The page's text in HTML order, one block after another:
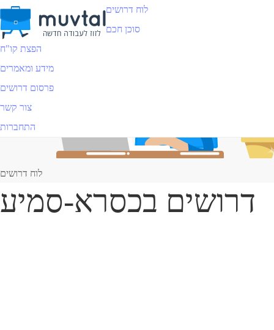
לוח דרושים
סוכן חכם
הפצת קו"ח
מידע ומאמרים
פרסום דרושים
צור קשר
התחברות
לוח דרושים
דרושים בכסרא-סמיע